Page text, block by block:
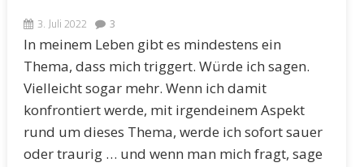
3. Juli 2022 3
In meinem Leben gibt es mindestens ein
Thema, dass mich triggert. Würde ich sagen.
Vielleicht sogar mehr. Wenn ich damit
konfrontiert werde, mit irgendeinem Aspekt
rund um dieses Thema, werde ich sofort sauer
oder traurig … und wenn man mich fragt, sage